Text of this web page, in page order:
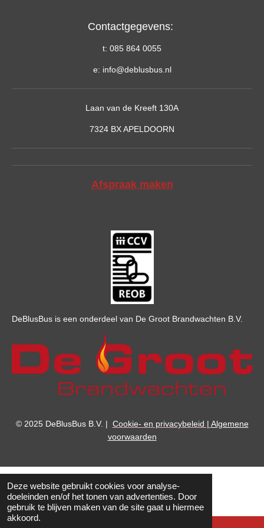
Deze website gebruikt cookies voor analyse-
doeleinden en/of het tonen van advertenties. Door
gebruik te blijven maken van de site gaat u hiermee
akkoord.
Contactgegevens:
t: 085 864 0055
e: info@deblusbus.nl
Laan van de Kreeft 130A
7324 BX APELDOORN
Afspraak maken
DeBlusBus is een onderdeel van De Groot Brandwachten B.V.
© 2025 DeBlusBus B.V. | Cookie- en privacybeleid | Algemene
voorwaarden